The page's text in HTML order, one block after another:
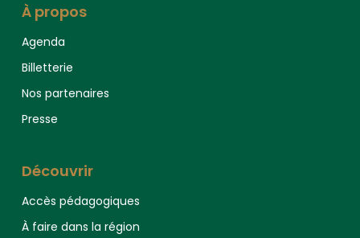
À propos
Agenda
Billetterie
Nos partenaires
Presse
Découvrir
Accès pédagogiques
À faire dans la région